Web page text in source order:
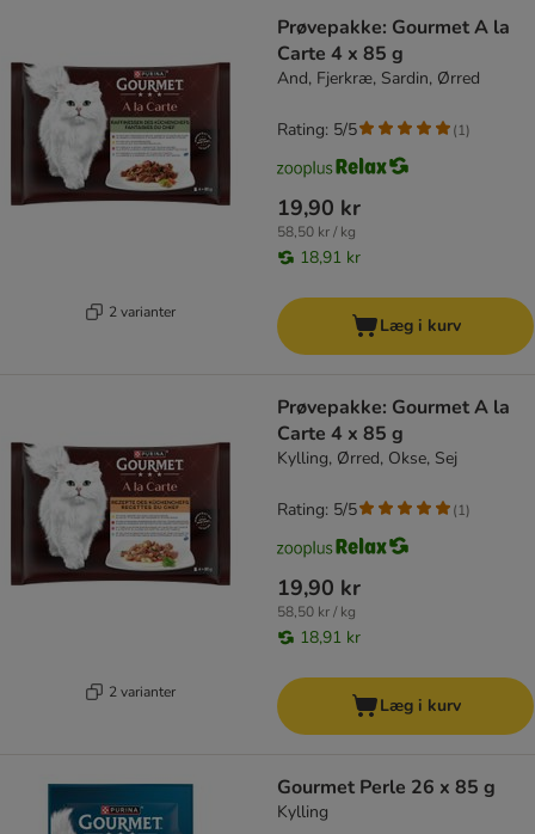
2 varianter
Prøvepakke: Gourmet A la
Carte 4 x 85 g
And, Fjerkræ, Sardin, Ørred
19,90 kr
58,50 kr / kg
18,91 kr
Rating: 5/5 (1)
Læg i kurv
2 varianter
Prøvepakke: Gourmet A la
Carte 4 x 85 g
Kylling, Ørred, Okse, Sej
19,90 kr
58,50 kr / kg
18,91 kr
Rating: 5/5 (1)
Læg i kurv
Gourmet Perle 26 x 85 g
Kylling